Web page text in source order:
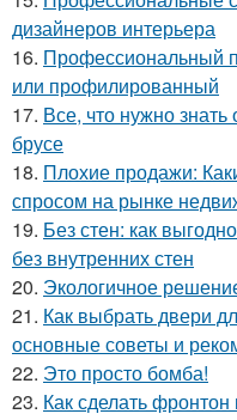
дизайнеров интерьера
16. Профессиональный
или профилированный
17. Все, что нужно
брусе
18. Плохие продажи:
спросом на рынке
19. Без стен: как
без внутренних стен
20. Экологичное
21. Как выбрать двери
основные советы и
22. Это просто бомба!
23. Как сделать